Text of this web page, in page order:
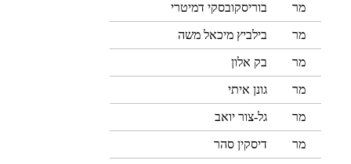
מר בוריסקובסקי דמיטרי
מר בילביץ מיכאל משה
מר בק אלון
מר גונן איתי
מר גל-צור יואב
מר דיסקין סהר